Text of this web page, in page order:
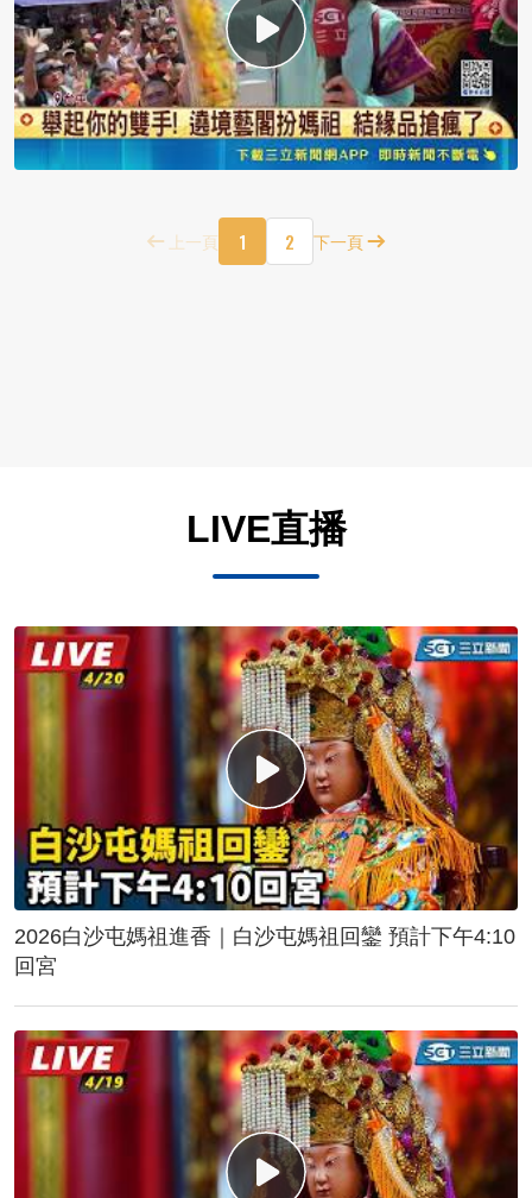
上一頁 1 2 下一頁
LIVE直播
2026白沙屯媽祖進香｜白沙屯媽祖回鑾 預計下午4:10
回宮